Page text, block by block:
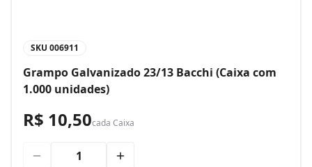
SKU 006911
Grampo Galvanizado 23/13 Bacchi (Caixa com
1.000 unidades)
R$ 10,50cada Caixa